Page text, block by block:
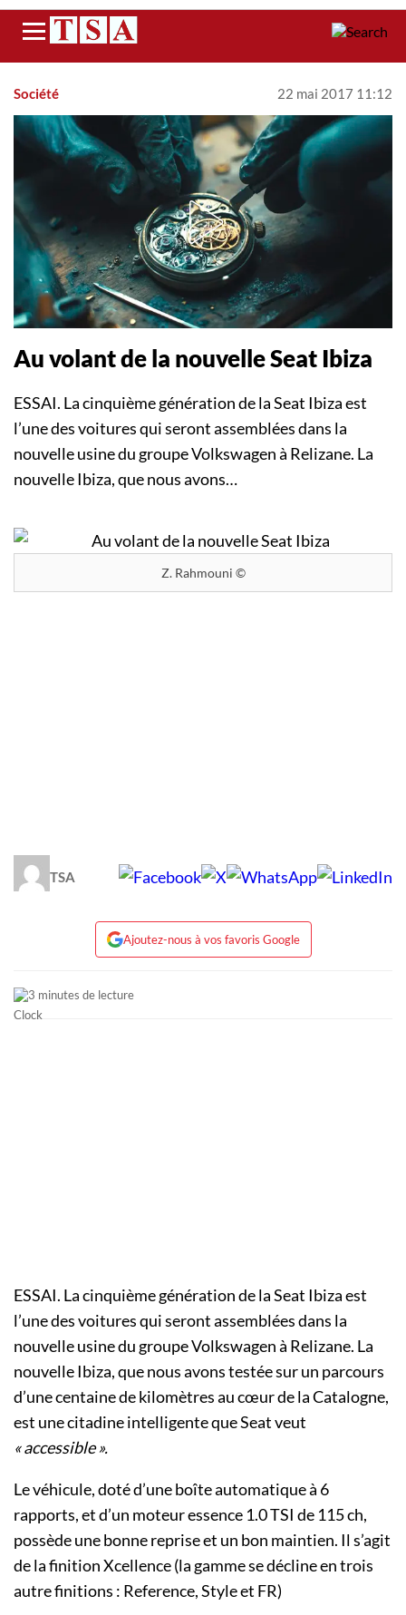
Menu
Société 22 mai 2017 11:12
Au volant de la nouvelle Seat Ibiza
ESSAI. La cinquième génération de la Seat Ibiza est
l’une des voitures qui seront assemblées dans la
nouvelle usine du groupe Volkswagen à Relizane. La
nouvelle Ibiza, que nous avons…
Z. Rahmouni ©
TSA
Ajoutez-nous à vos favoris Google
3 minutes de lecture
ESSAI. La cinquième génération de la Seat Ibiza est
l’une des voitures qui seront assemblées dans la
nouvelle usine du groupe Volkswagen à Relizane. La
nouvelle Ibiza, que nous avons testée sur un parcours
d’une centaine de kilomètres au cœur de la Catalogne,
est une citadine intelligente que Seat veut
« accessible ».
Le véhicule, doté d’une boîte automatique à 6
rapports, et d’un moteur essence 1.0 TSI de 115 ch,
possède une bonne reprise et un bon maintien. Il s’agit
de la finition Xcellence (la gamme se décline en trois
autre finitions : Reference, Style et FR)